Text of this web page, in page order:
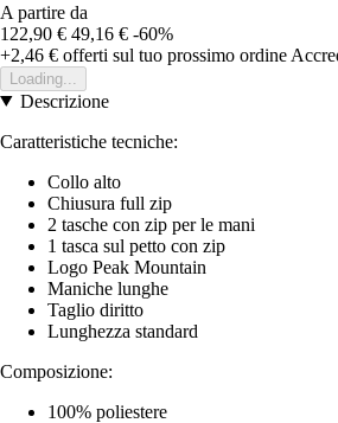
A partire da
122,90 € 49,16 € -60%
+2,46 € offerti sul tuo prossimo ordine
Loading...
Descrizione
Caratteristiche tecniche:
Collo alto
Chiusura full zip
2 tasche con zip per le mani
1 tasca sul petto con zip
Logo Peak Mountain
Maniche lunghe
Taglio diritto
Lunghezza standard
Composizione:
100% poliestere